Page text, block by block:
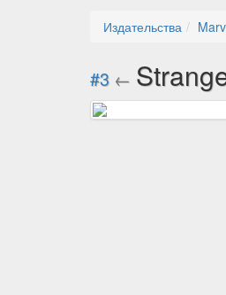
Издательства
#3 ←